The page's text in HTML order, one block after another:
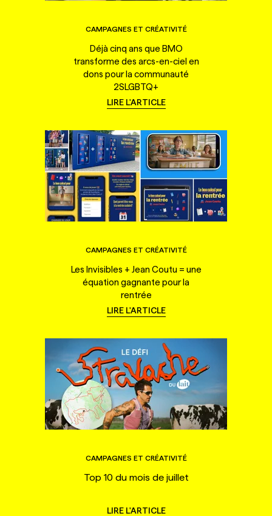
CAMPAGNES ET CRÉATIVITÉ
Déjà cinq ans que BMO
transforme des arcs-en-ciel en
dons pour la communauté
2SLGBTQ+
LIRE L'ARTICLE
CAMPAGNES ET CRÉATIVITÉ
Les Invisibles + Jean Coutu = une
équation gagnante pour la
rentrée
LIRE L'ARTICLE
CAMPAGNES ET CRÉATIVITÉ
Top 10 du mois de juillet
LIRE L'ARTICLE